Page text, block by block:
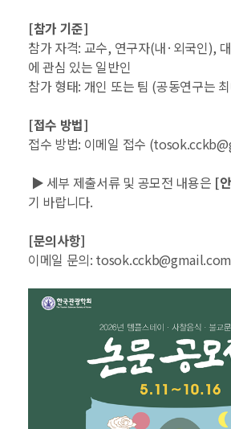
[참가 기준]
참가 자격: 교수, 연구자(내· 외국인),
에 관심 있는 일반인
참가 형태: 개인 또는 팀 (공동연구는
[접수 방법]
접수 방법: 이메일 접수
▶ 세부 제출서류 및 공모전 내용은 [
기 바랍니다.
[문의사항]
이메일 문의: tosok.cckb@gmail.com